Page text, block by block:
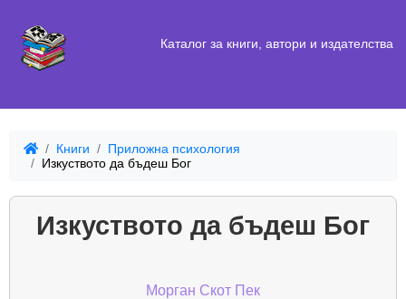
Каталог за книги, автори и издателства
Книги
Приложна психология
Изкуството да бъдеш Бог
Изкуството да бъдеш Бог
Морган Скот Пек